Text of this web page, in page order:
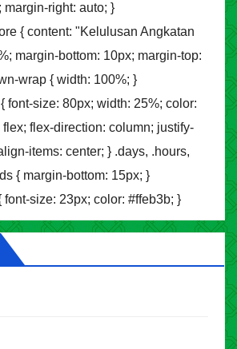
margin-right: auto; }
{ content: "Kelulusan Angkatan
margin-bottom: 10px; margin-top:
wrap { width: 100%; }
font-size: 80px; width: 25%; color:
flex-direction: column; justify-
items: center; } .days, .hours,
{ margin-bottom: 15px; }
size: 23px; color: #ffeb3b; }